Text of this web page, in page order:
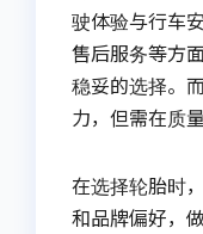
驶体验与行车
售后服务等方
稳妥的选择。
力，但需在质
在选择轮胎时
和品牌偏好，